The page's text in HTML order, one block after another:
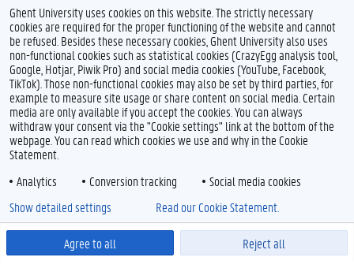
Ghent University uses cookies on this website. The strictly necessary
cookies are required for the proper functioning of the website and cannot
be refused. Besides these necessary cookies, Ghent University also uses
non-functional cookies such as statistical cookies (CrazyEgg analysis tool,
Google, Hotjar, Piwik Pro) and social media cookies (YouTube, Facebook,
TikTok). Those non-functional cookies may also be set by third parties, for
example to measure site usage or share content on social media. Certain
media are only available if you accept the cookies. You can always
withdraw your consent via the "Cookie settings" link at the bottom of the
webpage. You can read which cookies we use and why in the Cookie
Statement.
Analytics
Conversion tracking Social media cookies
Agree to all Reject all
Show detailed settings Read our Cookie Statement.